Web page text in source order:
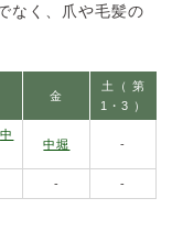
なく、爪や毛髪の
金
土（ 第
1・3 ）
中堀 -
- -